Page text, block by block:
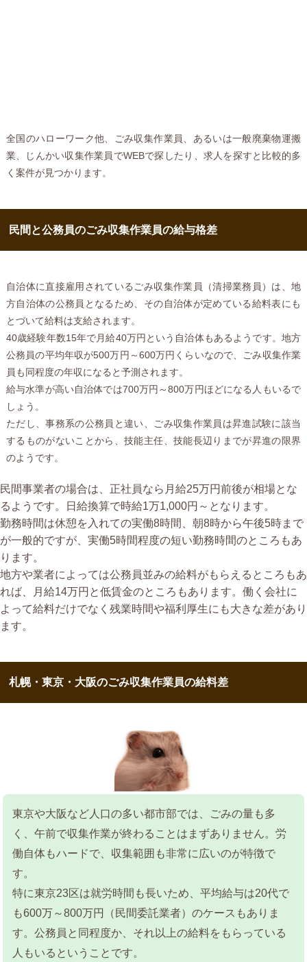
全国のハローワーク他、ごみ収集作業員、あるいは一般廃棄物運搬
業、じんかい収集作業員でWEBで探したり、求人を探すと比較的多
く案件が見つかります。
民間と公務員のごみ収集作業員の給与格差
自治体に直接雇用されているごみ収集作業員（清掃業務員）は、地
方自治体の公務員となるため、その自治体が定めている給料表にも
とづいて給料は支給されます。
40歳経験年数15年で月給40万円という自治体もあるようです。地方
公務員の平均年収が500万円～600万円くらいなので、ごみ収集作業
員も同程度の年収になると予測されます。
給与水準が高い自治体では700万円～800万円ほどになる人もいるで
しょう。
ただし、事務系の公務員と違い、ごみ収集作業員は昇進試験に該当
するものがないことから、技能主任、技能長辺りまでが昇進の限界
のようです。
民間事業者の場合は、正社員なら月給25万円前後が相場とな
るようです。日給換算で時給1万1,000円～となります。
勤務時間は休憩を入れての実働8時間、朝8時から午後5時まで
が一般的ですが、実働5時間程度の短い勤務時間のところもあ
ります。
地方や業者によっては公務員並みの給料がもらえるところもあ
れば、月給14万円と低賃金のところもあります。働く会社に
よって給料だけでなく残業時間や福利厚生にも大きな差があり
ます。
札幌・東京・大阪のごみ収集作業員の給料差
東京や大阪など人口の多い都市部では、ごみの量も多
く、午前で収集作業が終わることはまずありません。労
働自体もハードで、収集範囲も非常に広いのが特徴で
す。
特に東京23区は就労時間も長いため、平均給与は20代で
も600万～800万円（民間委託業者）のケースもありま
す。公務員と同程度か、それ以上の給料をもらっている
人もいるということです。